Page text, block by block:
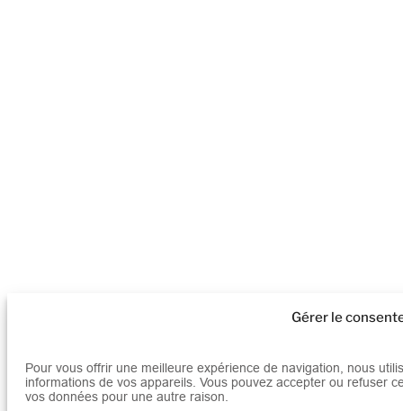
Gérer le
Pour vous offrir une meilleure expérience de navigation, nous
informations de vos appareils. Vous pouvez accepter ou refuser
vos données pour une autre raison.